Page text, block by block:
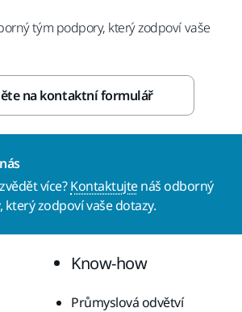
tým podpory, který zodpoví vaše
na kontaktní formulář
více?Kontaktujtenáš odborný
zodpoví vaše dotazy.
Know-how
Průmyslová odvětví